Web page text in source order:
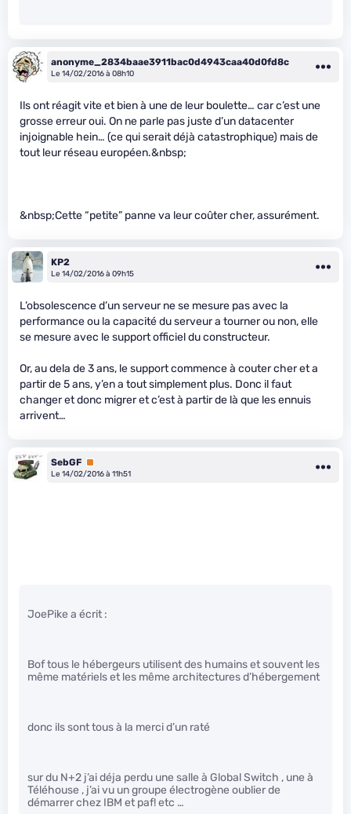
anonyme_2834baae3911bac0d4943caa40d0fd8c
Le 14/02/2016 à 08h10
Ils ont réagit vite et bien à une de leur boulette… car c’est une
grosse erreur oui. On ne parle pas juste d’un datacenter
injoignable hein… (ce qui serait déjà catastrophique) mais de
tout leur réseau européen.&nbsp;
&nbsp;Cette “petite” panne va leur coûter cher, assurément.
KP2
Le 14/02/2016 à 09h15
L’obsolescence d’un serveur ne se mesure pas avec la
performance ou la capacité du serveur a tourner ou non, elle
se mesure avec le support officiel du constructeur.
Or, au dela de 3 ans, le support commence à couter cher et a
partir de 5 ans, y’en a tout simplement plus. Donc il faut
changer et donc migrer et c’est à partir de là que les ennuis
arrivent…
SebGF Premium
Le 14/02/2016 à 11h51
JoePike a écrit :
Bof tous le hébergeurs utilisent des humains et souvent les
même matériels et les même architectures d’hébergement
donc ils sont tous à la merci d’un raté
sur du N+2 j’ai déja perdu une salle à Global Switch , une à
Téléhouse , j’ai vu un groupe électrogène oublier de
démarrer chez IBM et paf! etc …